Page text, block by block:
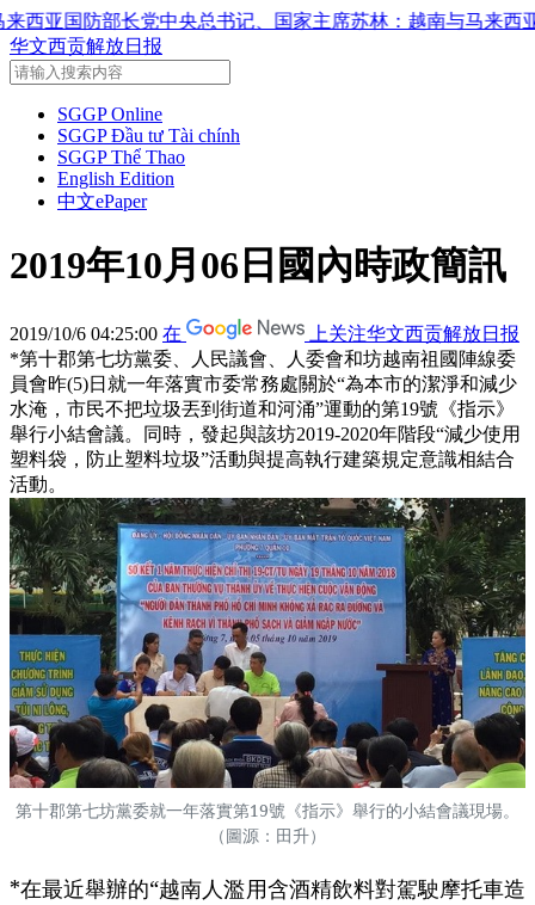
央总书记、国家主席苏林：越南与马来西亚关系日益活跃党中
华文西贡解放日报
SGGP Online
SGGP Đầu tư Tài chính
SGGP Thể Thao
English Edition
中文ePaper
2019年10月06日國內時政簡訊
2019/10/6 04:25:00 在
上关注华文西贡解放日报
*第十郡第七坊黨委、人民議會、人委會和坊越南祖國陣線委
員會昨(5)日就一年落實市委常務處關於“為本市的潔淨和減少
水淹，市民不把垃圾丟到街道和河涌”運動的第19號《指示》
舉行小結會議。同時，發起與該坊2019-2020年階段“減少使用
塑料袋，防止塑料垃圾”活動與提高執行建築規定意識相結合
活動。
第十郡第七坊黨委就一年落實第19號《指示》舉行的小結會議現場。
（圖源：田升）
*在最近舉辦的“越南人濫用含酒精飲料對駕駛摩托車造